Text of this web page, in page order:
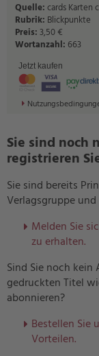
Quelle:cards Karten
Rubrik: Blickpunkte
Preis:3,50 €
Wortanzahl: 663
Jetzt kaufen
Sie sind noch
registrieren
Sie sind bereits
Verlagsgruppe
Melden Sie
zu erhalten.
Sind Sie noch
gedruckten Titel
abonnieren?
Bestellen Sie
Vorteilen.